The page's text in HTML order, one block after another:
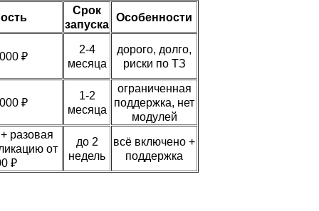
Срок
запуска
Особенности
₽
2-4
месяца
дорого, долго,
риски по ТЗ
₽
1-2
месяца
ограниченная
поддержка, нет
модулей
разовая
от
₽
до 2
недель
всё включено +
поддержка